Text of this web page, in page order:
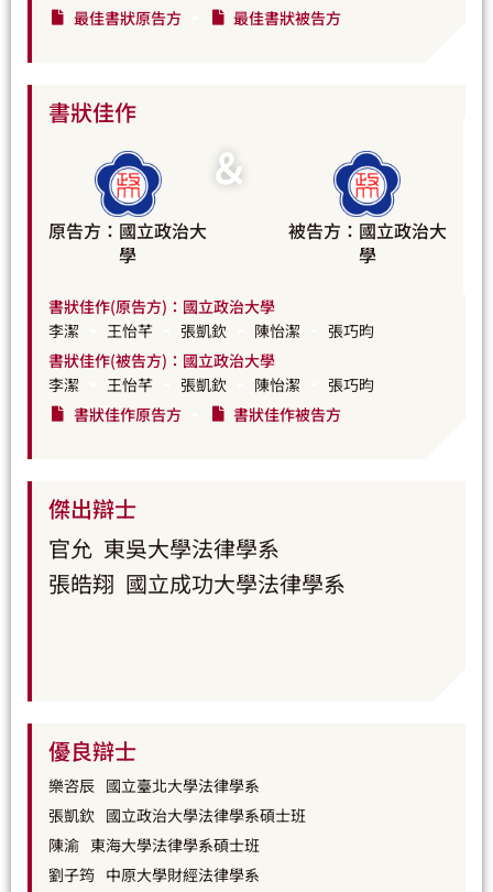
最佳書狀原告方
最佳書狀被告方
書狀佳作
原告方：國立政治大
學
＆
被告方：國立政治大
學
書狀佳作(原告方)：國立政治大學
李潔
王怡芊 張凱欽 陳怡潔
張巧昀
書狀佳作(被告方)：國立政治大學
李潔
王怡芊 張凱欽 陳怡潔
張巧昀
書狀佳作原告方
書狀佳作被告方
傑出辯士
官允 東吳大學法律學系
張皓翔 國立成功大學法律學系
樂咨辰 國立臺北大學法律學系
張凱欽 國立政治大學法律學系碩士班
陳渝 東海大學法律學系碩士班
劉子筠 中原大學財經法律學系
優良辯士